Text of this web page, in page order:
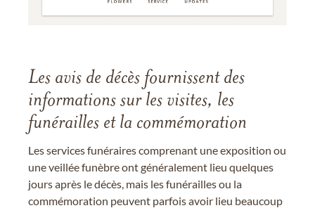
Les avis de décès fournissent des
informations sur les visites, les
funérailles et la commémoration
Les services funéraires comprenant une exposition ou
une veillée funèbre ont généralement lieu quelques
jours après le décès, mais les funérailles ou la
commémoration peuvent parfois avoir lieu beaucoup